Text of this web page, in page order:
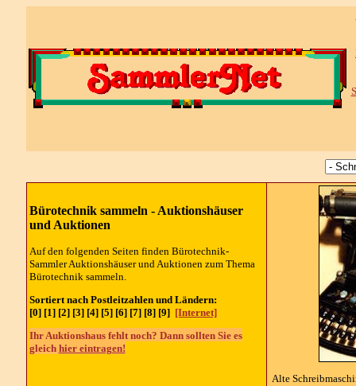
Bürotechnik sammeln - Auktionshäuser
und Auktionen
Auf den folgenden Seiten finden Bürotechnik-
Sammler Auktionshäuser und Auktionen zum Thema
Bürotechnik sammeln.
Sortiert nach Postleitzahlen und Ländern:
[0] [1] [2] [3] [4] [5] [6] [7] [8] [9] [Internet]
Ihr Auktionshaus fehlt noch? Dann sollten Sie es
gleich hier eintragen!
Alte